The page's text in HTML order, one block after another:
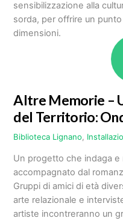
sensibilizzazione alla
sorda, per offrire un
dimensioni.
Altre Memorie –
del Territorio:
Biblioteca Lignano,
Un progetto che indaga e
accompagnato dal
Gruppi di amici di età
arte relazionale e
artiste incontreranno un